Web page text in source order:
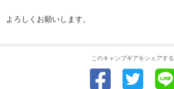
よろしくお願いします。
このキャンプギアをシェアする